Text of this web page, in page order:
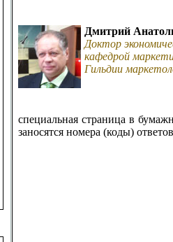
Дмитрий
Доктор
кафедрой
Гильдии
специальная страница в
заносятся номера (коды)